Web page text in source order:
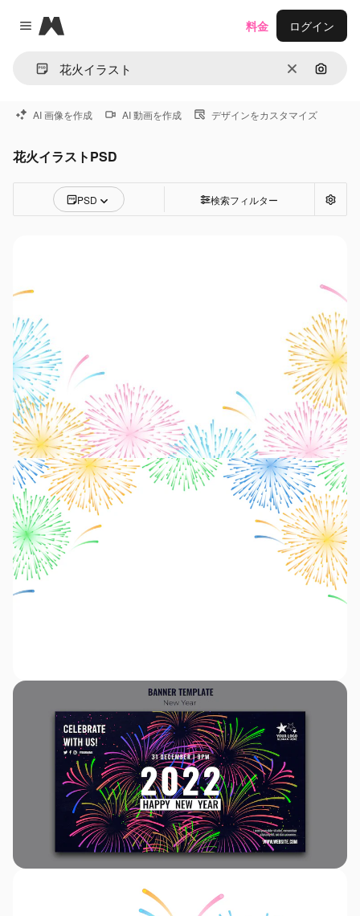
Close menu
Magnific
消去 画像で
料金 ログイン
AI 画像を作成 AI 動画を作成 デザインをカスタマイズ
花火イラストPSD
PSD 検索フィルター